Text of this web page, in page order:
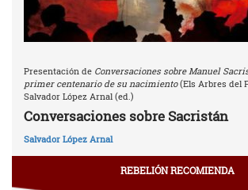
Presentación de Conversaciones sobre Manuel
primer centenario de su nacimiento(Els Arbres del
Salvador López Arnal (ed.)
Conversaciones sobre Sacristán
Salvador López Arnal
REBELIÓN RECOMIENDA